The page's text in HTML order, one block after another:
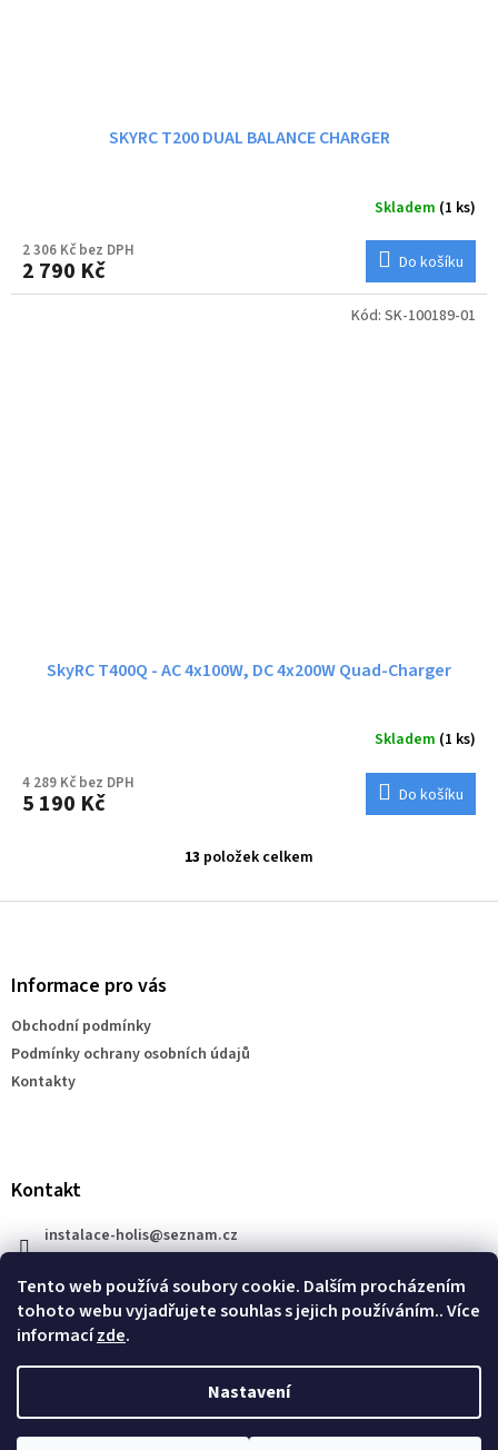
Tento web používá soubory cookie. Dalším procházením
tohoto webu vyjadřujete souhlas s jejich používáním.. Více
informacízde.
Nastavení
SKYRC T200 DUAL BALANCE CHARGER
Skladem (1 ks)
2 306 Kč bez DPH
2 790 Kč Do košíku
SkyRC T400Q - AC 4x100W, DC 4x200W Quad-Charger
Skladem (1 ks)
4 289 Kč bez DPH
5 190 Kč Do košíku
Kód: SK-100189-01
O
l
r
u
13 položek celkem
Z
Informace pro vás
Obchodní podmínky
Podmínky ochrany osobních údajů
Kontakty
Kontakt
instalace-holis@seznam.cz
Vytvořil Shoptet